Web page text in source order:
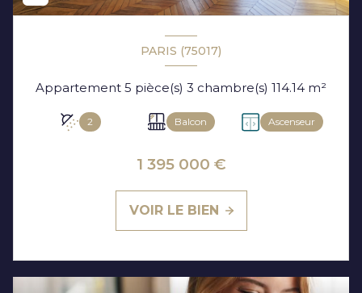
PARIS (75017)
Appartement 5 pièce(s) 3 chambre(s) 114.14 m²
2 Balcon Ascenseur
1 395 000 €
VOIR LE BIEN